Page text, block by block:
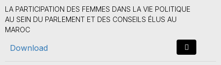
LA PARTICIPATION DES FEMMES DANS LA VIE POLITIQUE
AU SEIN DU PARLEMENT ET DES CONSEILS ÉLUS AU
MAROC
Download